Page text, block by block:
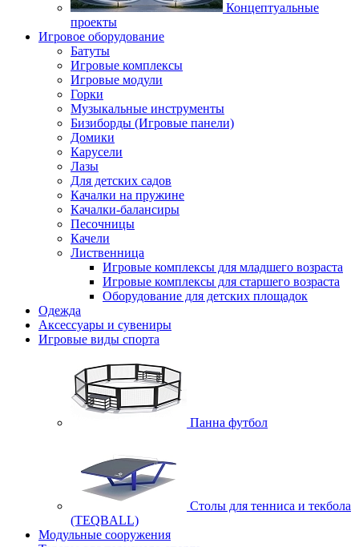
Концептуальные
проекты
Игровое оборудование
Батуты
Игровые комплексы
Игровые модули
Горки
Музыкальные инструменты
Бизиборды (Игровые панели)
Домики
Карусели
Лазы
Для детских садов
Качалки на пружине
Качалки-балансиры
Песочницы
Качели
Лиственница
Игровые комплексы для младшего возраста
Игровые комплексы для старшего возраста
Оборудование для детских площадок
Одежда
Аксессуары и сувениры
Игровые виды спорта
Панна футбол
Cтолы для тенниса и текбола
(TEQBALL)
Модульные сооружения